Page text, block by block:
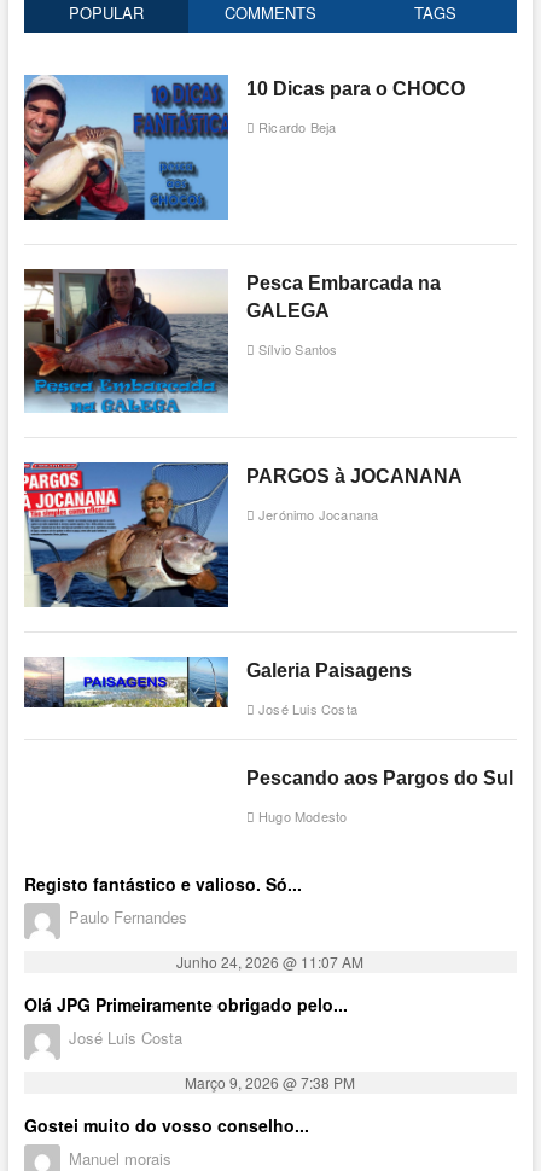
POPULAR COMMENTS TAGS
10 Dicas para o CHOCO
Ricardo Beja
Pesca Embarcada na
GALEGA
Sílvio Santos
PARGOS à JOCANANA
Jerónimo Jocanana
Galeria Paisagens
José Luis Costa
Pescando aos Pargos do Sul
Hugo Modesto
Registo fantástico e valioso. Só...
Paulo Fernandes
Junho 24, 2026 @ 11:07 AM
Olá JPG Primeiramente obrigado pelo...
José Luis Costa
Março 9, 2026 @ 7:38 PM
Gostei muito do vosso conselho...
Manuel morais